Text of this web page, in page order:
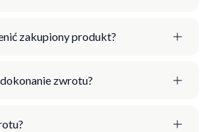
zakupiony produkt?
zwrotu?